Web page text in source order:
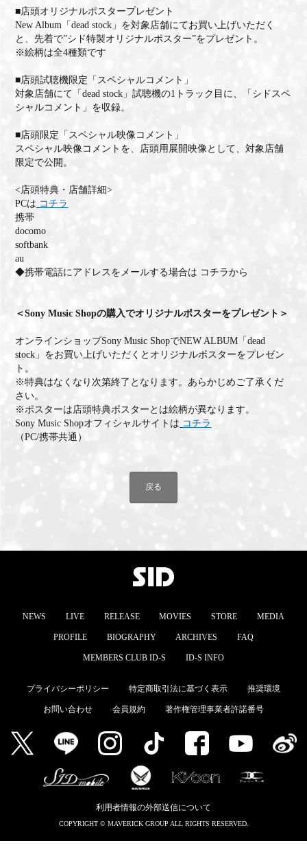
■店頭オリジナルポスタープレゼント
New Album「dead stock」を対象店舗にてお買い上げいただく
と、先着で”シド特製オリジナルポスター”をプレゼント。
※絵柄は全4種類です
■店頭試聴機限定「スペシャルコメント」
対象店舗にて「dead stock」試聴機の1トラック目に、「シドスペ
シャルコメント」を収録。
■店頭限定「スペシャル映像コメント」
スペシャル映像コメントを、店頭用展開映像として、対象店舗
限定で公開。
<店頭特典・店舗詳細>
PCは コチラ
携帯
docomo
softbank
au
◆携帯電話にアドレスをメールする場合は コチラから
＜Sony Music Shopの購入でオリジナルポスターをプレゼント＞
オンラインショップSony Music ShopでNEW ALBUM「dead
stock」をお買い上げいただくとオリジナルポスターをプレゼン
ト。
※特典はなくなり次第終了となります。あらかじめご了承くだ
さい。
※ポスターは店頭特典ポスターとは絵柄が異なります。
Sony Music Shopオフィシャルサイトは コチラ
（PC/携帯共通）
戻る
NEWS LIVE RELEASE MOVIES STORE MEDIA
PROFILE BIOGRAPHY ARCHIVES FAQ
MEMBERS CLUB ID-S ID-S INFO
プライバシーポリシー 特定商取引法に基づく表示 推奨環境
お問い合わせ 会員規約 著作権管理事業者許諾番号
利用者情報の外部送信について
COPYRIGHT © MAVERICK GROUP ALL RIGHTS RESERVED.